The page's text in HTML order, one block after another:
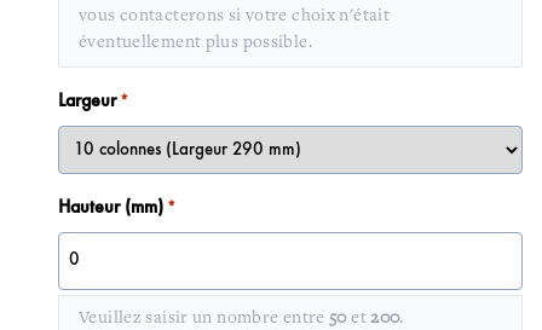
vous contacterons si votre choix n'était
éventuellement plus possible.
Largeur *
Hauteur (mm) *
Veuillez saisir un nombre entre 50et200.